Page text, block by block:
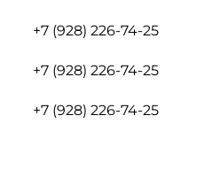
+7 (928) 226-74-25
+7 (928) 226-74-25
+7 (928) 226-74-25